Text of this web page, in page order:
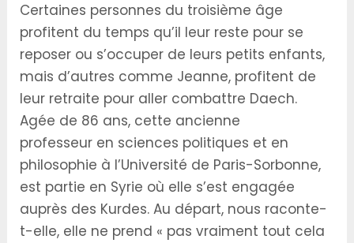
Certaines personnes du troisième âge
profitent du temps qu’il leur reste pour se
reposer ou s’occuper de leurs petits enfants,
mais d’autres comme Jeanne, profitent de
leur retraite pour aller combattre Daech.
Agée de 86 ans, cette ancienne
professeur en sciences politiques et en
philosophie à l’Université de Paris-Sorbonne,
est partie en Syrie où elle s’est engagée
auprès des Kurdes. Au départ, nous raconte-
t-elle, elle ne prend « pas vraiment tout cela